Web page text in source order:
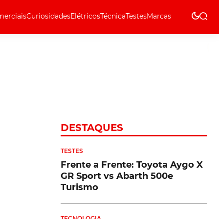
CuriosidadesElétricosTécnicaTestesMarcas
DESTAQUES
TESTES
Frente a Frente: Toyota Aygo X
GR Sport vs Abarth 500e
Turismo